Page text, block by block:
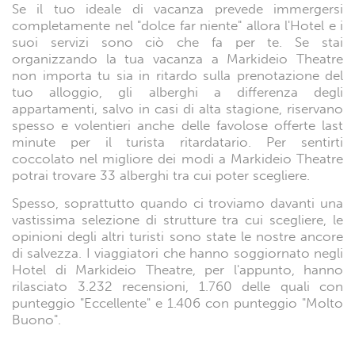
Se il tuo ideale di vacanza prevede immergersi
completamente nel "dolce far niente" allora l'Hotel e i
suoi servizi sono ciò che fa per te. Se stai
organizzando la tua vacanza a Markideio Theatre
non importa tu sia in ritardo sulla prenotazione del
tuo alloggio, gli alberghi a differenza degli
appartamenti, salvo in casi di alta stagione, riservano
spesso e volentieri anche delle favolose offerte last
minute per il turista ritardatario. Per sentirti
coccolato nel migliore dei modi a Markideio Theatre
potrai trovare 33 alberghi tra cui poter scegliere.
Spesso, soprattutto quando ci troviamo davanti una
vastissima selezione di strutture tra cui scegliere, le
opinioni degli altri turisti sono state le nostre ancore
di salvezza. I viaggiatori che hanno soggiornato negli
Hotel di Markideio Theatre, per l'appunto, hanno
rilasciato 3.232 recensioni, 1.760 delle quali con
punteggio "Eccellente" e 1.406 con punteggio "Molto
Buono".